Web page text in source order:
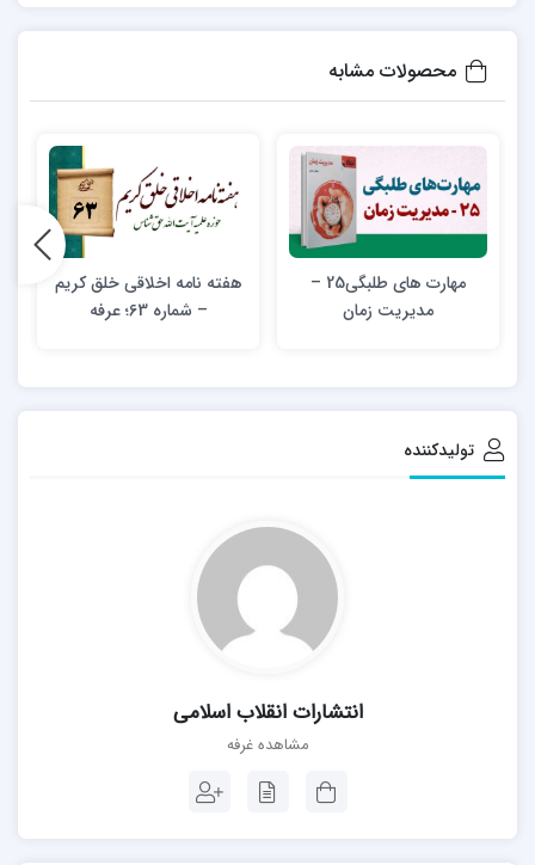
محصولات مشابه
مهارت های طلبگی25 –
مدیریت زمان
هفته نامه اخلاقی خلق کریم
– شماره 63؛ عرفه
تولیدکننده
انتشارات انقلاب اسلامی
مشاهده غرفه